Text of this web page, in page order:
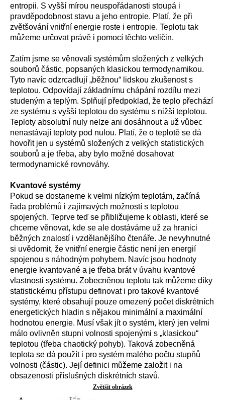
entropii. S vyšší mírou neuspořádanosti stoupá i
pravděpodobnost stavu a jeho entropie. Platí, že při
zvětšování vnitřní energie roste i entropie. Teplotu tak
můžeme určovat právě i pomocí těchto veličin.
Zatím jsme se věnovali systémům složených z velkých
souborů částic, popsaných klasickou termodynamikou.
Tyto navíc odzrcadlují „běžnou“ lidskou zkušenost s
teplotou. Odpovídají základnímu chápání rozdílu mezi
studeným a teplým. Splňují předpoklad, že teplo přechází
ze systému s vyšší teplotou do systému s nižší teplotou.
Teploty absolutní nuly nelze ani dosáhnout a už vůbec
nenastávají teploty pod nulou. Platí, že o teplotě se dá
hovořit jen u systémů složených z velkých statistických
souborů a je třeba, aby bylo možné dosahovat
termodynamické rovnováhy.
Kvantové systémy
Pokud se dostaneme k velmi nízkým teplotám, začíná
řada problémů i zajímavých možností s teplotou
spojených. Teprve teď se přibližujeme k oblasti, které se
chceme věnovat, kde se ale dostáváme už za hranici
běžných znalostí i vzdělanějšího čtenáře. Je nevyhnutné
si uvědomit, že vnitřní energie částic není jen energií
spojenou s náhodným pohybem. Navíc jsou hodnoty
energie kvantované a je třeba brát v úvahu kvantové
vlastnosti systému. Zobecněnou teplotu tak můžeme díky
statistickému přístupu definovat i pro takové kvantové
systémy, které obsahují pouze omezený počet diskrétních
energetických hladin s nějakou minimální a maximální
hodnotou energie. Musí však jít o systém, který jen velmi
málo ovlivněn stupni volnosti spojenými s „klasickou“
teplotou (třeba chaotický pohyb). Taková zobecněná
teplota se dá použít i pro systém malého počtu stupňů
volnosti (částic). Její definici můžeme založit i na
obsazenosti příslušných diskrétních stavů.
Zvětšit obrázek